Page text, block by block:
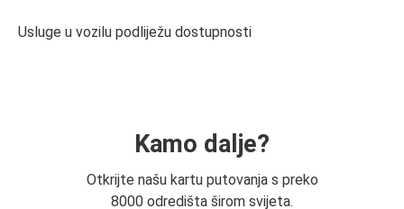
Usluge u vozilu podliježu dostupnosti
Kamo dalje?
Otkrijte našu kartu putovanja s preko
8000 odredišta širom svijeta.